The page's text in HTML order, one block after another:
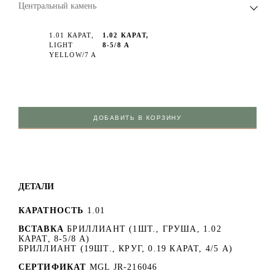
Центральный камень
1.01 КАРАТ,
LIGHT
YELLOW/7 A
1.02 КАРАТ,
8-5/8 А
ДОБАВИТЬ В КОРЗИНУ
ДЕТАЛИ
КАРАТНОСТЬ 1.01
ВСТАВКА БРИЛЛИАНТ (1ШТ., ГРУША, 1.02
КАРАТ, 8-5/8 А)
БРИЛЛИАНТ (19ШТ., КРУГ, 0.19 КАРАТ, 4/5 А)
СЕРТИФИКАТ MGL JR-216046